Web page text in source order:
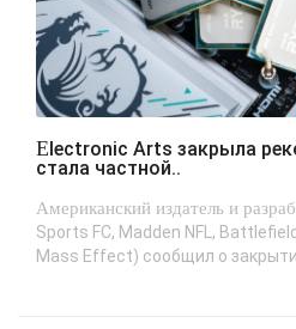
Electronic Arts закрыла рекордную сделку и
стала частной..
Американский издатель и
Sports FC, Madden NFL,
Mass Effect) сообщил о